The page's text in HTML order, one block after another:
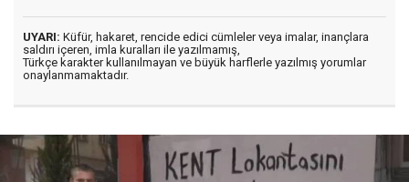
UYARI: Küfür, hakaret, rencide edici cümleler veya imalar, inançlara
saldırı içeren, imla kuralları ile yazılmamış,
Türkçe karakter kullanılmayan ve büyük harflerle yazılmış yorumlar
onaylanmamaktadır.